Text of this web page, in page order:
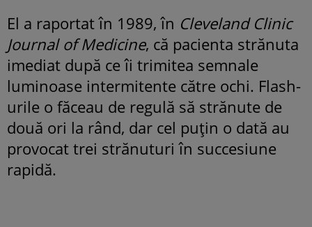
El a raportat în 1989, în Cleveland Clinic
Journal of Medicine, că pacienta strănuta
imediat după ce îi trimitea semnale
luminoase intermitente către ochi. Flash-
urile o făceau de regulă să strănute de
două ori la rând, dar cel puțin o dată au
provocat trei strănuturi în succesiune
rapidă.